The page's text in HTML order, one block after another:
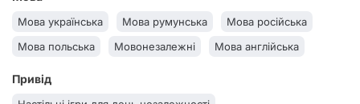
Жанр варгейми
Жанр вікторина
Жанр америтреш
Жанр історія
Механіка - розбудова планшета
Механіка - пряма взаємодія
Мова українська Мова румунська
Мова російська
Мова польська
Мовонезалежні Мова англійська
Привід